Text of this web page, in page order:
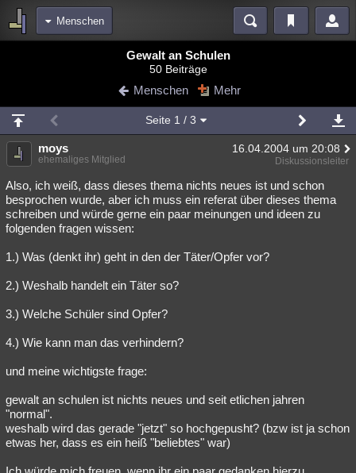
Menschen
Blogs
Chat Wiki Neuigkeiten
meine Rubriken
Menschen Mystery Kriminalfälle
Spiritualität Verschwörungen Technologie Ufologie
Natur Umfragen Unterhaltung
weitere Rubriken
Philosophie Träume Orte Esoterik Literatur
Astronomie Helpdesk Gruppen
Verbesserungen
Übersichten
Besucht Teilgenommen
Lesenswert Schlüsselwörter
Gewalt an Schulen
50 Beiträge
Menschen Mehr
Seite 1 / 3
moys 16.04.2004 um 20:08
ehemaliges Mitglied Diskussionsleiter
Also, ich weiß, dass dieses thema nichts neues ist und schon
besprochen wurde, aber ich muss ein referat über dieses thema
schreiben und würde gerne ein paar meinungen und ideen zu
folgenden fragen wissen:
1.) Was (denkt ihr) geht in den der Täter/Opfer vor?
2.) Weshalb handelt ein Täter so?
3.) Welche Schüler sind Opfer?
4.) Wie kann man das verhindern?
und meine wichtigste frage:
gewalt an schulen ist nichts neues und seit etlichen jahren
"normal".
weshalb wird das gerade "jetzt" so hochgepusht? (bzw ist ja schon
etwas her, dass es ein heiß "beliebtes" war)